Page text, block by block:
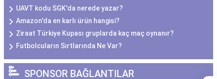
UAVT kodu SGK'da nerede yazar?
Amazon'da en karlı ürün hangisi?
Ziraat Türkiye Kupası gruplarda kaç maç oynanır?
Futbolcuların Sırtlarında Ne Var?
SPONSOR BAĞLANTILAR